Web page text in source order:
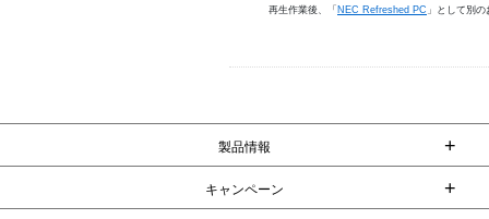
再生作業後、「 NEC Refreshed PC 」として別
製品情報 +
キャンペーン +